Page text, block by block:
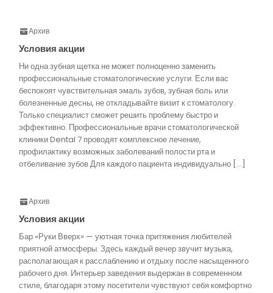
Архив
Условия акции
Ни одна зубная щетка не может полноценно заменить
профессиональные стоматологические услуги. Если вас
беспокоят чувствительная эмаль зубов, зубная боль или
болезненные десны, не откладывайте визит к стоматологу.
Только специалист сможет решить проблему быстро и
эффективно. Профессиональные врачи стоматологической
клиники Dental 7 проводят комплексное лечение,
профилактику возможных заболеваний полости рта и
отбеливание зубов.Для каждого пациента индивидуально […]
Архив
Условия акции
Бар «Руки Вверх» — уютная точка притяжения любителей
приятной атмосферы. Здесь каждый вечер звучит музыка,
располагающая к расслаблению и отдыху после насыщенного
рабочего дня. Интерьер заведения выдержан в современном
стиле, благодаря этому посетители чувствуют себя комфортно